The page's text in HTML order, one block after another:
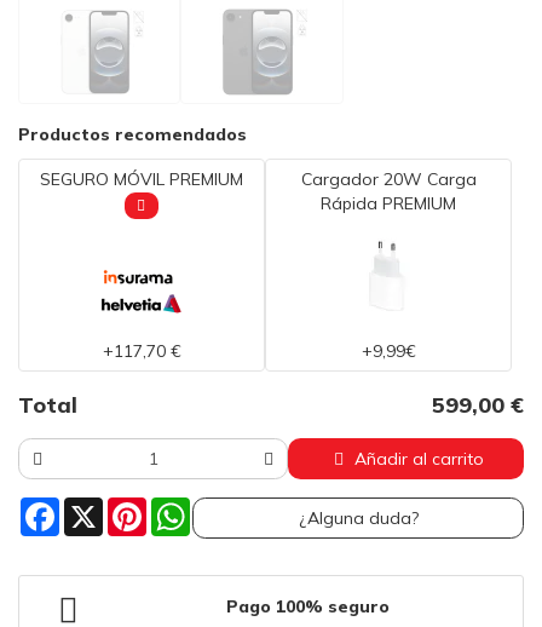
Productos recomendados
SEGURO MÓVIL PREMIUM
+117,70 €
Cargador 20W Carga
Rápida PREMIUM
+9,99€
Total 599,00 €
Añadir al carrito
Facebook
X PinterestWhatsApp ¿Alguna duda?
Pago 100% seguro